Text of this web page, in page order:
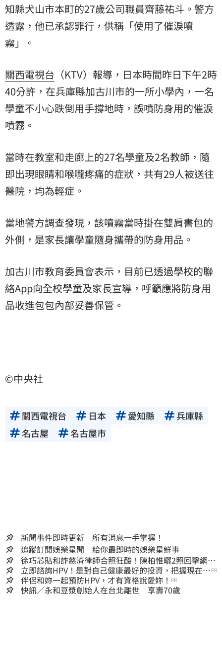
知縣犬山市本町的27歲公司職員齊藤祐斗。警方
透露，他已承認罪行，供稱「使用了催淚噴
霧」。
關西電視台 （KTV）報導，日本時間昨日下午2時
40分許，在兵庫縣加古川市的一所小學內，一名
學童不小心跌倒用手撐地時，誤噴防身用的催淚
噴霧。
當時在教室和走廊上的27名學童及2名教師，隨
即出現眼睛和喉嚨疼痛的症狀，共有29人被送往
醫院，均為輕症。
當地警方調查發現，該噴霧當時掛在雙肩書包的
外側，是家長讓學童隨身攜帶的防身用品。
加古川市教育委員會表示，目前已透過學校的聯
絡App向全校學童及家長宣導，呼籲應將防身用
品收進包包內部妥善保管。
©中央社
關西電視台 日本 愛知縣
兵庫縣
名古屋
名古屋市
新聞事件即時更新 所有消息一手掌握！
追蹤訂閱娛樂星聞 給你最即時的娛樂星鮮事
徐巧芯貼和詐慈濟律師合照狂酸！陳柏惟曬2照回擊網笑
翻
立即諮詢HPV！是對自己健康最好的投資，把握現在不
嫌晚！
PR
伴侶和妳一起預防HPV，才有資格說愛妳！ PR
快訊／永和豆漿創始人在台北離世 享壽70歲